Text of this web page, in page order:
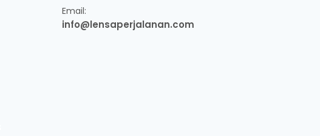
Email:
info@lensaperjalanan.com